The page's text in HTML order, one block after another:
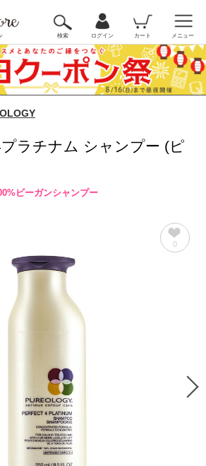
検索 ログイン カート メニュー
ラチナム シャンプー (ピ
ビーガンシャンプー
0